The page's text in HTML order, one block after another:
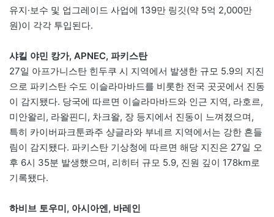
유지·보수 및 업그레이드 사업에 139만 링깃(약 5억 2,000만
원)이 각각 투입된다.
샤킬 야민 캉가, APNEC, 파키스탄
27일 아프가니스탄 힌두쿠 시 지역에서 발생한 규모 5.9의 지진
으로 파키스탄 수도 이슬라마바드를 비롯한 전국 곳곳에서 진동
이 감지됐다. 당국에 따르면 이슬라마바드와 인근 지역, 라호르,
미안왈리, 라왈핀디, 차크왈, 장 등지에서 진동이 느껴졌으며,
특히 카이버파크툰콰주 샹글라와 부네르 지역에서는 강한 흔들
림이 감지됐다. 파키스탄 기상청에 따르면 해당 지진은 27일 오
후 6시 35분 발생했으며, 리히터 규모 5.9, 진원 깊이 178km로
기록됐다.
하비브 토우미, 아시아엔, 바레인